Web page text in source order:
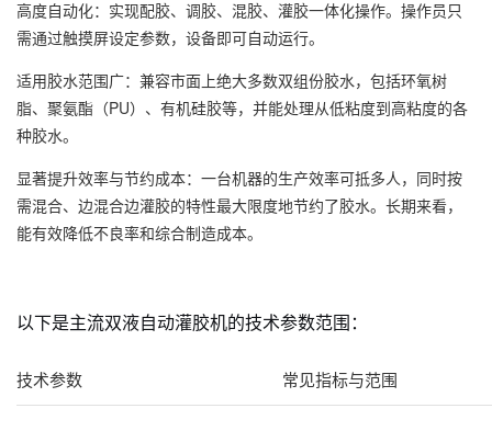
高度自动化：实现配胶、调胶、混胶、灌胶一体化操作。操作员只
需通过触摸屏设定参数，设备即可自动运行。
适用胶水范围广：兼容市面上绝大多数双组份胶水，包括环氧树
脂、聚氨酯（PU）、有机硅胶等，并能处理从低粘度到高粘度的各
种胶水。
显著提升效率与节约成本：一台机器的生产效率可抵多人，同时按
需混合、边混合边灌胶的特性最大限度地节约了胶水。长期来看，
能有效降低不良率和综合制造成本。
以下是主流双液自动灌胶机的技术参数范围：
技术参数 常见指标与范围